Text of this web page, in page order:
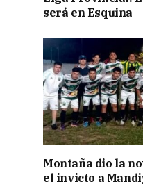
será en Esquina
Montaña dio la
el invicto a